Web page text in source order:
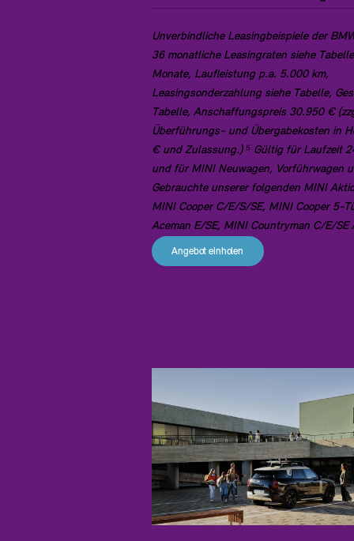
Unverbindliche Leasingbeispiele der
36 monatliche Leasingraten siehe
Monate, Laufleistung p.a. 5.000 km,
Leasingsonderzahlung siehe Tabelle,
Tabelle, Anschaffungspreis 30.950 €
Überführungs- und Übergabekosten in
€ und Zulassung.) ⁵ Gültig für Laufzeit
und für MINI Neuwagen, Vorführwagen
Gebrauchte unserer folgenden MINI
MINI Cooper C/E/S/SE, MINI Cooper 5-
Aceman E/SE, MINI Countryman C/E/SE
Angebot einholen